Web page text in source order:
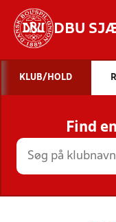
DBU
STILLINGER,
KLUB/HOLD
Find